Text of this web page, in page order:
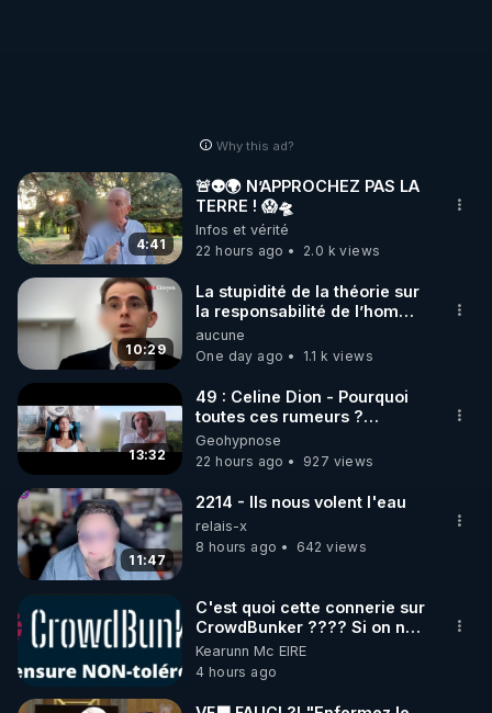
🌱 INSTAGRAM
https://www.instagram.com/rdlr_thierrycasasnovas/
http://rgnr.li/instagram
🌱 LA NEWSLETTER
Pour ne pas rater l’actualité RGNR (stages,
http://rgnr.li/news
🌱 VIDÉOS NON CENSURÉES SUR ODYSEE
Toutes les vidéos Youtube sont aussi sur la
http://rgnr.li/odysee
🌱 LES STAGES EN PRÉSENTIEL
http://rgnr.li/stages
Why this ad?
4:41
🚨👽🌍 N’APPROCHEZ PAS LA
TERRE ! 😱🛸
Infos et vérité
22 hours ago
2.0 k views
10:29
La stupidité de la théorie sur
la responsabilité de l’homme
concernant le dioxyde de
carbone.
aucune
One day ago
1.1 k views
13:32
49 : Celine Dion - Pourquoi
toutes ces rumeurs ?
Enquête sous hypnose
Geohypnose
22 hours ago
927 views
11:47
2214 - Ils nous volent l'eau
relais-x
8 hours ago
642 views
C'est quoi cette connerie sur
CrowdBunker ???? Si on ne
peut plus publier, c'est un
peu de la censure. Ne payez
pas les boucliers pour voir
mes vidéos, c'est une
Kearunn Mc EIRE
4 hours ago